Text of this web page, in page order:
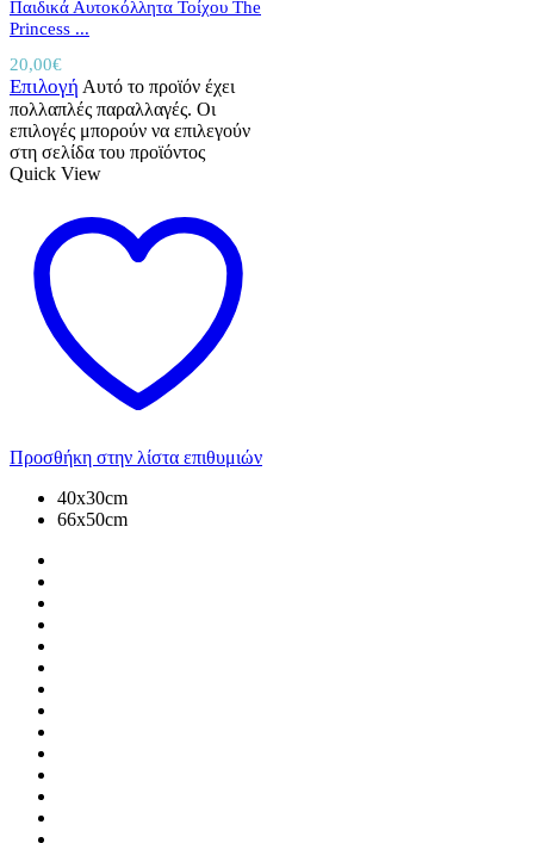
Παιδικά Αυτοκόλλητα Τοίχου The
Princess ...
20,00€
Επιλογή Αυτό το προϊόν έχει
πολλαπλές παραλλαγές. Οι
επιλογές μπορούν να επιλεγούν
στη σελίδα του προϊόντος
Quick View
Προσθήκη στην λίστα επιθυμιών
40x30cm
66x50cm